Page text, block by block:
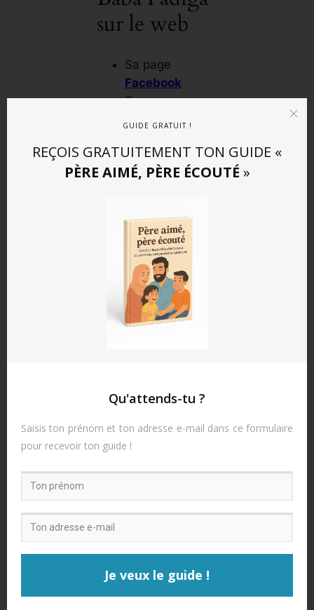
sur le web
Sa page
Facebook
Sa page
VISITE !
Avant de partir,
je te propose de
découvrir les 26
permettront de :
Devenir
de paix
et
GUIDE GRATUIT !
REÇOIS GRATUITEMENT TON GUIDE «
PÈRE AIMÉ, PÈRE ÉCOUTÉ »
Qu'attends-tu ?
Saisis ton prénom et ton adresse e-mail dans ce formulaire
pour recevoir ton guide !
Je veux le guide !